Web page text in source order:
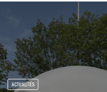
ACTUALITÉS